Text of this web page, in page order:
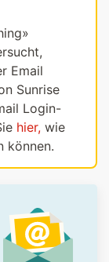
Email
Sunrise
Login-
hier, wie
können.